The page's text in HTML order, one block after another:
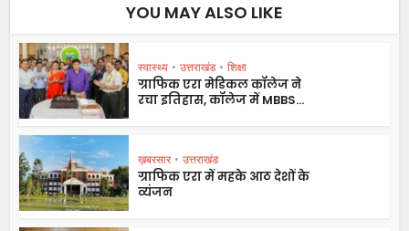
YOU MAY ALSO LIKE
स्वास्थ्य • उत्तराखंड • शिक्षा
ग्राफिक एरा मेडिकल कॉलेज ने
रचा इतिहास, कॉलेज में MBBS...
ख़बरसार • उत्तराखंड
ग्राफिक एरा में महके आठ देशों के
व्यंजन